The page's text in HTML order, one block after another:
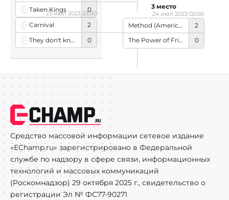
Taken Kings
0
Carnival
2
They don't know me son
0
23 июл 2023 23:00
Method (American team)
2
The Power of Friendship
0
24 июл 2023 02:00
3 место
Средство массовой информации сетевое издание
«EChamp.ru» зарегистрировано в Федеральной
службе по надзору в сфере связи, информационных
технологий и массовых коммуникаций
(Роскомнадзор) 29 октября 2025 г., свидетельство о
регистрации Эл № ФС77-90271